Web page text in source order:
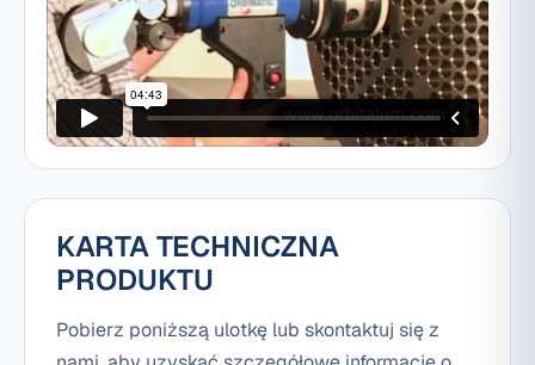
KARTA TECHNICZNA
PRODUKTU
Pobierz poniższą ulotkę lub skontaktuj się z